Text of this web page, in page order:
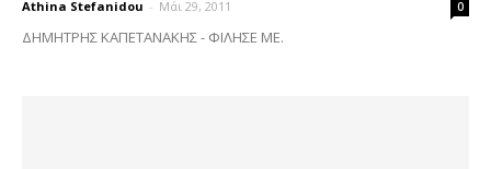
Athina Stefanidou - Μάι 29, 2011 0
ΔΗΜΗΤΡΗΣ ΚΑΠΕΤΑΝΑΚΗΣ - ΦΙΛΗΣΕ ΜΕ.